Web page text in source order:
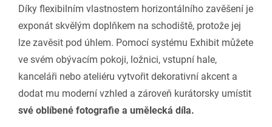
Díky flexibilním vlastnostem horizontálního zavěšení je
exponát skvělým doplňkem na schodiště, protože jej
lze zavěsit pod úhlem. Pomocí systému Exhibit můžete
ve svém obývacím pokoji, ložnici, vstupní hale,
kanceláři nebo ateliéru vytvořit dekorativní akcent a
dodat mu moderní vzhled a zároveň kurátorsky umístit
své oblíbené fotografie a umělecká díla.